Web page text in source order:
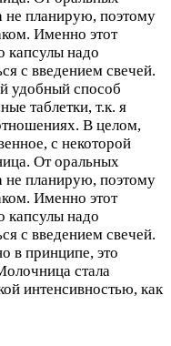
не планирую, поэтому
Именно этот
капсулы надо
с введением свечей.
удобный способ
таблетки, т.к. я
В целом,
с некоторой
От оральных
не планирую, поэтому
Именно этот
капсулы надо
с введением свечей.
в принципе, это
стала
интенсивностью, как